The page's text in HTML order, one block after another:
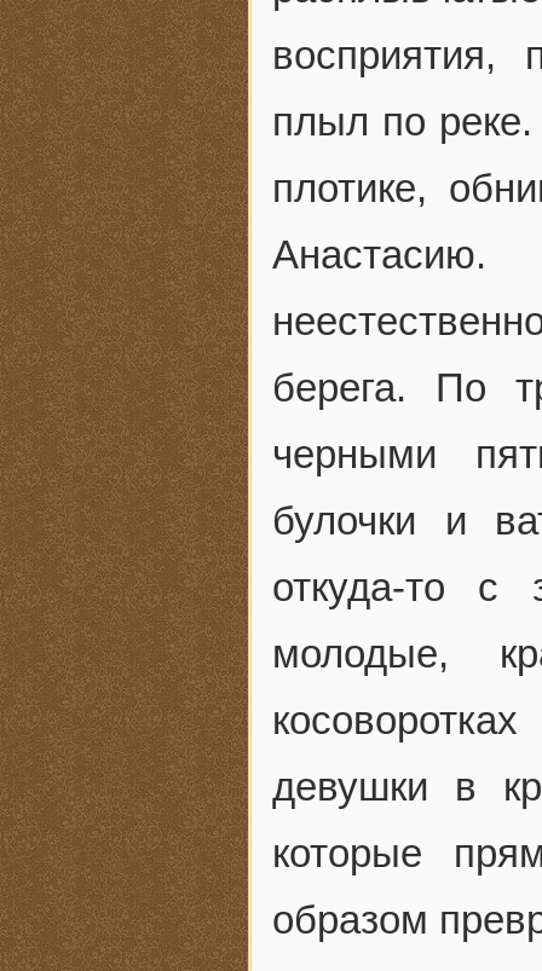
восприятия,
плыл по
плотике,
берега. По
черными
булочки и
откуда-то
молодые,
девушки в
которые
образом